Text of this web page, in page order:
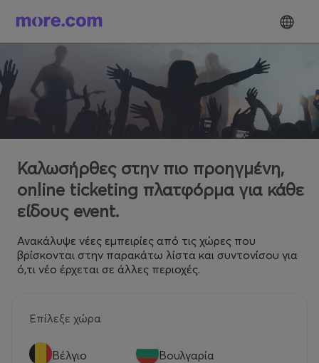
Καλωσήρθες στην πιο προηγμένη,
online ticketing πλατφόρμα για κάθε
είδους event.
Ανακάλυψε νέες εμπειρίες από τις χώρες που
βρίσκονται στην παρακάτω λίστα και συντονίσου για
ό,τι νέο έρχεται σε άλλες περιοχές.
Επίλεξε χώρα
Βέλγιο Βουλγαρία